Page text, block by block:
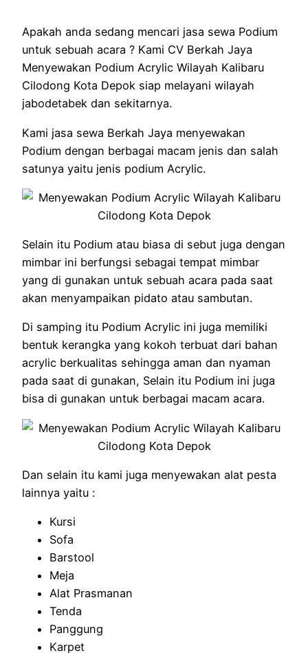
Apakah anda sedang mencari jasa sewa Podium
untuk sebuah acara ? Kami CV Berkah Jaya
Menyewakan Podium Acrylic Wilayah Kalibaru
Cilodong Kota Depok siap melayani wilayah
jabodetabek dan sekitarnya.
Kami jasa sewa Berkah Jaya menyewakan
Podium dengan berbagai macam jenis dan salah
satunya yaitu jenis podium Acrylic.
Selain itu Podium atau biasa di sebut juga dengan
mimbar ini berfungsi sebagai tempat mimbar
yang di gunakan untuk sebuah acara pada saat
akan menyampaikan pidato atau sambutan.
Di samping itu Podium Acrylic ini juga memiliki
bentuk kerangka yang kokoh terbuat dari bahan
acrylic berkualitas sehingga aman dan nyaman
pada saat di gunakan, Selain itu Podium ini juga
bisa di gunakan untuk berbagai macam acara.
Dan selain itu kami juga menyewakan alat pesta
lainnya yaitu :
Kursi
Sofa
Barstool
Meja
Alat Prasmanan
Tenda
Panggung
Karpet